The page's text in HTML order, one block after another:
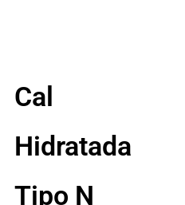
Cal
Hidratada
Tipo N